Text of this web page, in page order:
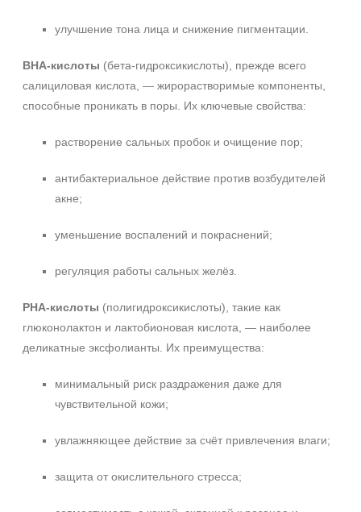
улучшение тона лица и снижение пигментации.
BHA-кислоты (бета-гидроксикислоты), прежде всего
салициловая кислота, — жирорастворимые компоненты,
способные проникать в поры. Их ключевые свойства:
растворение сальных пробок и очищение пор;
антибактериальное действие против возбудителей
акне;
уменьшение воспалений и покраснений;
регуляция работы сальных желёз.
PHA-кислоты (полигидроксикислоты), такие как
глюконолактон и лактобионовая кислота, — наиболее
деликатные эксфолианты. Их преимущества:
минимальный риск раздражения даже для
чувствительной кожи;
увлажняющее действие за счёт привлечения влаги;
защита от окислительного стресса;